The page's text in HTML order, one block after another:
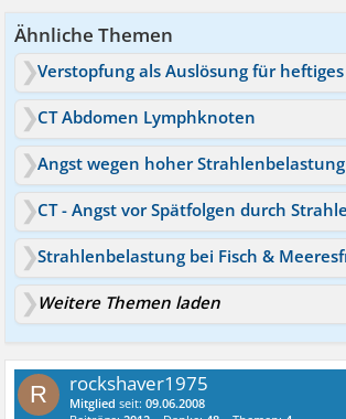
Ähnliche Themen
CT Abdomen Lymphknoten
Angst wegen hoher Strahlenbelastung
Weitere Themen laden
R rockshaver1975
Mitglied seit:09.06.2008